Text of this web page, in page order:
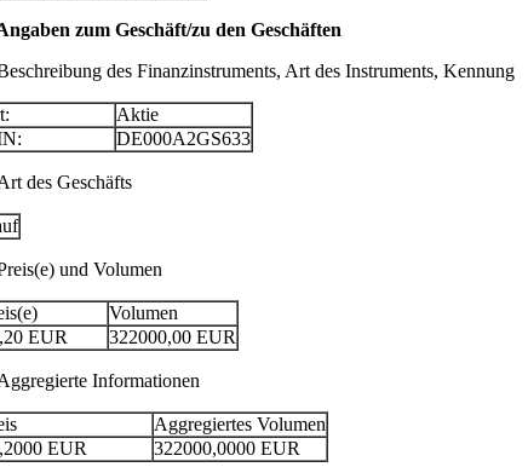
zum Geschäft/zu den Geschäften
des Finanzinstruments, Art des Instruments, Kennung
Aktie
DE000A2GS633
des Geschäfts
und Volumen
Volumen
EUR 322000,00 EUR
Informationen
Aggregiertes Volumen
EUR 322000,0000 EUR